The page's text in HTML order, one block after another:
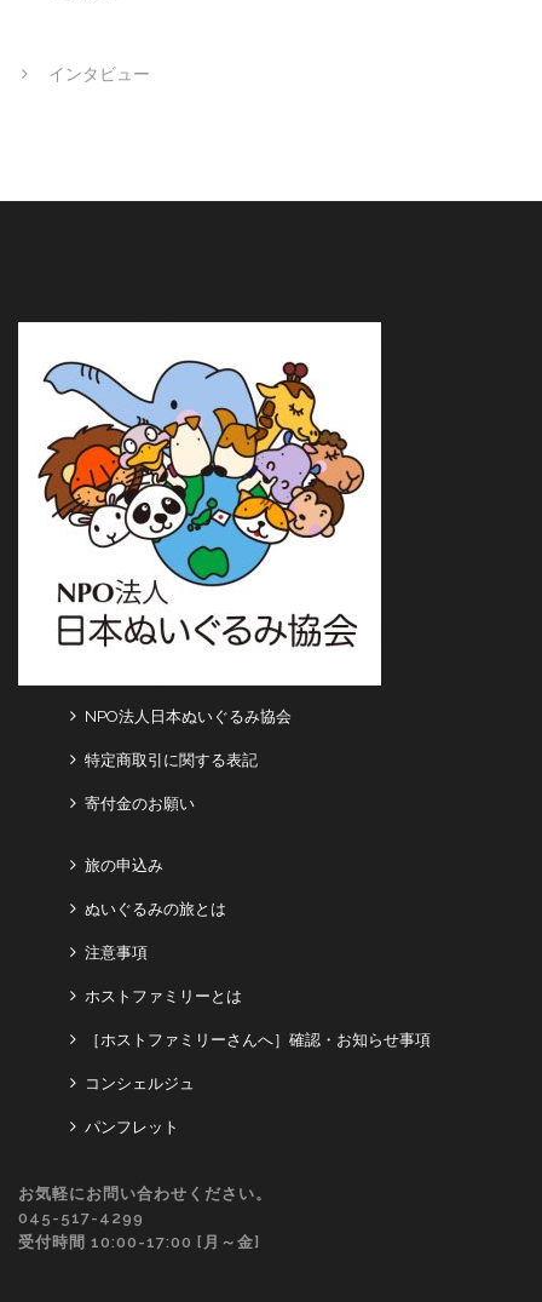
インタビュー
NPO法人日本ぬいぐるみ協会
特定商取引に関する表記
寄付金のお願い
旅の申込み
ぬいぐるみの旅とは
注意事項
ホストファミリーとは
［ホストファミリーさんへ］確認・お知らせ事項
コンシェルジュ
パンフレット
お気軽にお問い合わせください。
045-517-4299
受付時間 10:00-17:00 [月～金]